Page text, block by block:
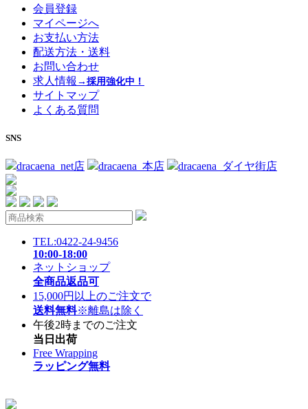
会員登録
マイページへ
お支払い方法
配送方法・送料
お問い合わせ
求人情報 →採用強化中！
サイトマップ
よくある質問
SNS
dracaena_net店 dracaena_本店 dracaena_ダイヤ街店
TEL:0422-24-9456
10:00-18:00
ネットショップ
全商品返品可
15,000円以上のご注文で
送料無料※離島は除く
午後2時までのご注文
当日出荷
Free Wrapping
ラッピング無料